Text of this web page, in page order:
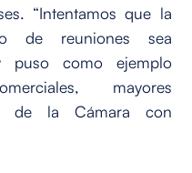
“Intentamos que la
de reuniones sea
puso como ejemplo
mayores
de la Cámara con